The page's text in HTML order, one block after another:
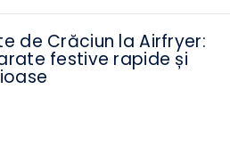
Rețete de Crăciun la
Preparate festive rapide și